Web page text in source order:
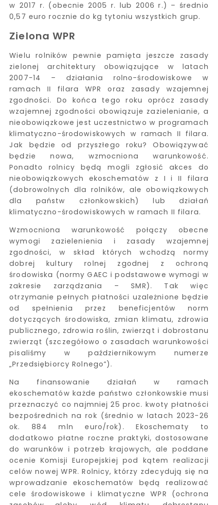
w 2017 r. (obecnie 2005 r. lub 2006 r.) – średnio
0,57 euro rocznie do kg tytoniu wszystkich grup.
Zielona WPR
Wielu rolników pewnie pamięta jeszcze zasady
zielonej architektury obowiązujące w latach
2007-14 – działania rolno-środowiskowe w
ramach II filara WPR oraz zasady wzajemnej
zgodności. Do końca tego roku oprócz zasady
wzajemnej zgodności obowiązuje zazielenianie, a
nieobowiązkowe jest uczestnictwo w programach
klimatyczno-środowiskowych w ramach II filara.
Jak będzie od przyszłego roku? Obowiązywać
będzie nowa, wzmocniona warunkowość.
Ponadto rolnicy będą mogli zgłosić akces do
nieobowiązkowych ekoschematów z I i II filara
(dobrowolnych dla rolników, ale obowiązkowych
dla państw członkowskich) lub działań
klimatyczno-środowiskowych w ramach II filara.
Wzmocniona warunkowość połączy obecne
wymogi zazielenienia i zasady wzajemnej
zgodności, w skład których wchodzą normy
dobrej kultury rolnej zgodnej z ochroną
środowiska (normy GAEC i podstawowe wymogi w
zakresie zarządzania – SMR). Tak więc
otrzymanie pełnych płatności uzależnione będzie
od spełnienia przez beneficjentów norm
dotyczących środowiska, zmian klimatu, zdrowia
publicznego, zdrowia roślin, zwierząt i dobrostanu
zwierząt (szczegółowo o zasadach warunkowości
pisaliśmy w październikowym numerze
„Przedsiębiorcy Rolnego”).
Na finansowanie działań w ramach
ekoschematów każde państwo członkowskie musi
przeznaczyć co najmniej 25 proc. kwoty płatności
bezpośrednich na rok (średnio w latach 2023-26
ok. 884 mln euro/rok). Ekoschematy to
dodatkowo płatne roczne praktyki, dostosowane
do warunków i potrzeb krajowych, ale poddane
ocenie Komisji Europejskiej pod kątem realizacji
celów nowej WPR. Rolnicy, którzy zdecydują się na
wprowadzanie ekoschematów będą realizować
cele środowiskowe i klimatyczne WPR (ochrona